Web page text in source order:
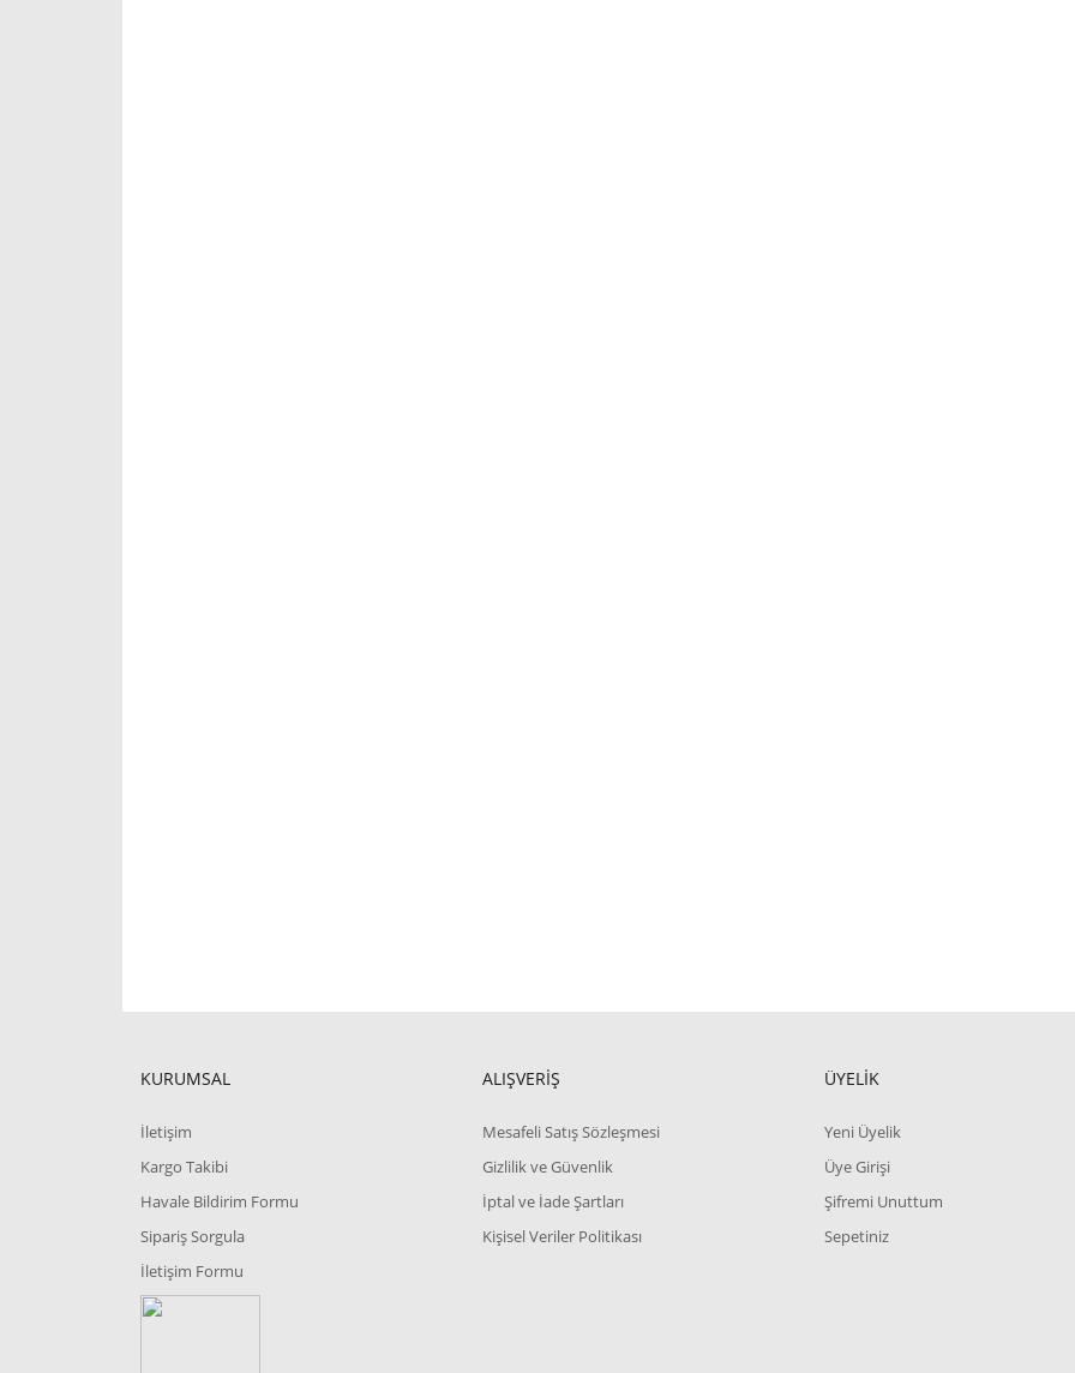
KURUMSAL
İletişim
Kargo Takibi
Havale Bildirim Formu
Sipariş Sorgula
İletişim Formu
ALIŞVERİŞ
Mesafeli Satış Sözleşmesi
Gizlilik ve Güvenlik
İptal ve İade Şartları
Kişisel Veriler Politikası
ÜYELİK
Yeni Üyelik
Üye Girişi
Şifremi Unuttum
Sepetiniz